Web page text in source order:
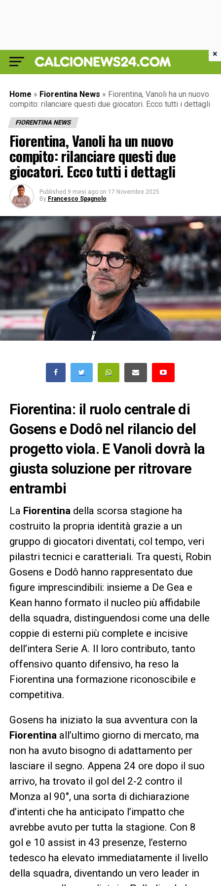
Home » Fiorentina News » Fiorentina, Vanoli ha un nuovo
compito: rilanciare questi due giocatori. Ecco tutti i dettagli
FIORENTINA NEWS
Fiorentina, Vanoli ha un nuovo
compito: rilanciare questi due
giocatori. Ecco tutti i dettagli
Published 9 mesi ago on 17 Novembre 2025
By Francesco Spagnolo
Fiorentina: il ruolo centrale di
Gosens e Dodô nel rilancio del
progetto viola. E Vanoli dovrà la
giusta soluzione per ritrovare
entrambi
La Fiorentina della scorsa stagione ha
costruito la propria identità grazie a un
gruppo di giocatori diventati, col tempo, veri
pilastri tecnici e caratteriali. Tra questi, Robin
Gosens e Dodô hanno rappresentato due
figure imprescindibili: insieme a De Gea e
Kean hanno formato il nucleo più affidabile
della squadra, distinguendosi come una delle
coppie di esterni più complete e incisive
dell’intera Serie A. Il loro contributo, tanto
offensivo quanto difensivo, ha reso la
Fiorentina una formazione riconoscibile e
competitiva.
Gosens ha iniziato la sua avventura con la
Fiorentina all’ultimo giorno di mercato, ma
non ha avuto bisogno di adattamento per
lasciare il segno. Appena 24 ore dopo il suo
arrivo, ha trovato il gol del 2-2 contro il
Monza al 90°, una sorta di dichiarazione
d’intenti che ha anticipato l’impatto che
avrebbe avuto per tutta la stagione. Con 8
gol e 10 assist in 43 presenze, l’esterno
tedesco ha elevato immediatamente il livello
della squadra, diventando un vero leader in
×